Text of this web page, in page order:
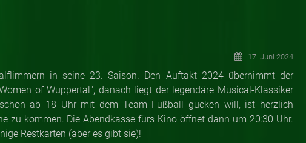
17. Juni 2024
in seine 23. Saison. Den Auftakt 2024 übernimmt der
of Wuppertal", danach liegt der legendäre Musical-Klassiker
ab 18 Uhr mit dem Team Fußball gucken will, ist herzlich
zu kommen. Die Abendkasse fürs Kino öffnet dann um 20:30 Uhr.
Restkarten (aber es gibt sie)!